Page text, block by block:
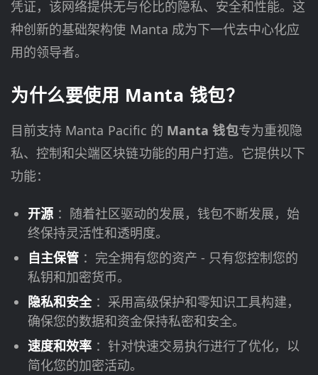
凭证，该网络提供无与伦比的隐私、安全和性能。这
种创新的基础架构使 Manta 成为下一代去中心化应
用的领导者。
为什么要使用 Manta 钱包？
目前支持 Manta Pacific 的 Manta 钱包专为重视隐
私、控制和尖端区块链功能的用户打造。它提供以下
功能：
开源 ：随着社区驱动的发展，钱包不断发展，始
终保持灵活性和透明度。
自主保管 ：完全拥有您的资产 - 只有您控制您的
私钥和加密货币。
隐私和安全：采用高级保护和零知识工具构建，
确保您的数据和资金保持私密和安全。
速度和效率 ：针对快速交易执行进行了优化，以
简化您的加密活动。